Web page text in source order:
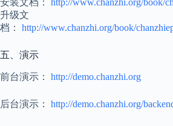
升级文
档： http://www.chanzhi.org/book/
五、演示
前台演示： http://demo.chanzhi.org
后台演示： http://demo.chanzhi.org/